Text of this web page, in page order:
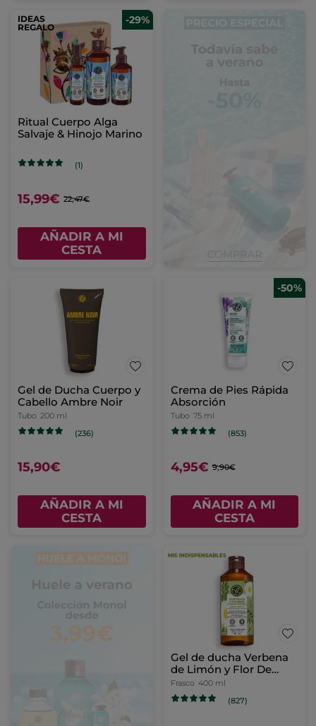
IDEAS
REGALO
-29%
Ritual Cuerpo Alga
Salvaje & Hinojo Marino
(1)
15,99€ 22,47€
AÑADIR A MI
CESTA
Gel de Ducha Cuerpo y
Cabello Ambre Noir
Tubo 200 ml
(236)
15,90€
AÑADIR A MI
CESTA
-50%
Crema de Pies Rápida
Absorción
Tubo 75 ml
(853)
4,95€ 9,90€
AÑADIR A MI
CESTA
Gel de ducha Verbena
de Limón y Flor De
Camomila
Frasco 400 ml
(827)